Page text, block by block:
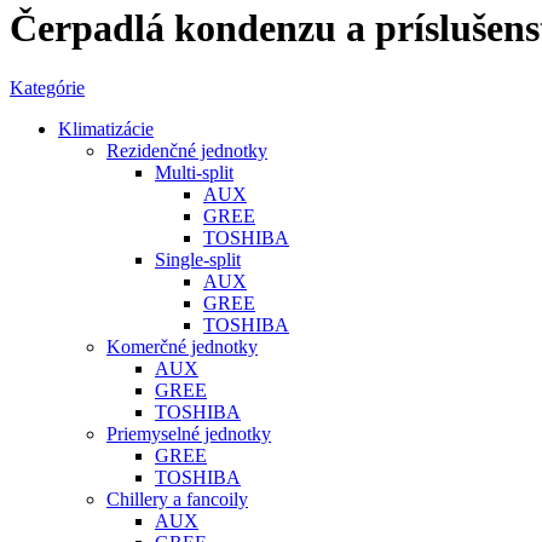
Čerpadlá kondenzu a
Kategórie
Klimatizácie
Rezidenčné jednotky
Multi-split
AUX
GREE
TOSHIBA
Single-split
AUX
GREE
TOSHIBA
Komerčné jednotky
AUX
GREE
TOSHIBA
Priemyselné jednotky
GREE
TOSHIBA
Chillery a fancoily
AUX